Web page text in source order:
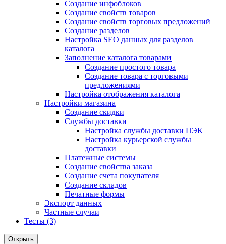
Создание инфоблоков
Создание свойств товаров
Создание свойств торговых предложений
Создание разделов
Настройка SEO данных для разделов
каталога
Заполнение каталога товарами
Создание простого товара
Создание товара с торговыми
предложениями
Настройка отображения каталога
Настройки магазина
Создание скидки
Службы доставки
Настройка службы доставки ПЭК
Настройка курьерской службы
доставки
Платежные системы
Создание свойства заказа
Создание счета покупателя
Создание складов
Печатные формы
Экспорт данных
Частные случаи
Тесты (3)
Открыть